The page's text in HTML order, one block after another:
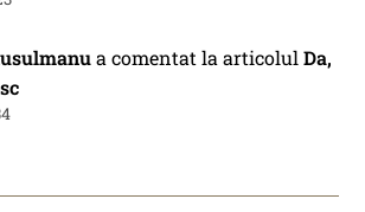
a comentat la articolulDa,